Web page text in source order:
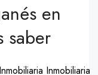
en
saber
Inmobiliaria Inmobiliaria